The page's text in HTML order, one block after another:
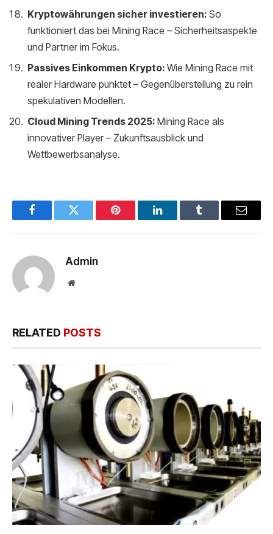
Kryptowährungen sicher investieren: So
funktioniert das bei Mining Race – Sicherheitsaspekte
und Partner im Fokus.
Passives Einkommen Krypto: Wie Mining Race mit
realer Hardware punktet – Gegenüberstellung zu rein
spekulativen Modellen.
Cloud Mining Trends 2025: Mining Race als
innovativer Player – Zukunftsausblick und
Wettbewerbsanalyse.
FacebookTwitter Pinterest LinkedInTumblr Email
Admin
Website
RELATED POSTS